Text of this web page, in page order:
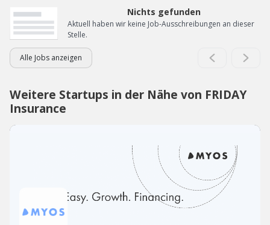
Nichts gefunden
Aktuell haben wir keine Job-Ausschreibungen an dieser
Stelle.
Alle Jobs anzeigen
Weitere Startups in der Nähe von FRIDAY
Insurance